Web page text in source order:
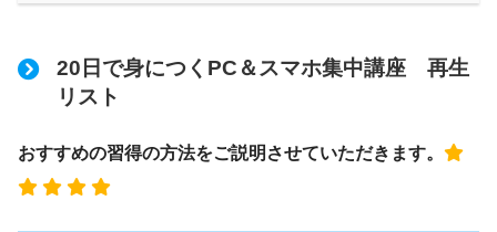
20日で身につくPC＆スマホ集中講座 再生
リスト
おすすめの習得の方法をご説明させていただきます。